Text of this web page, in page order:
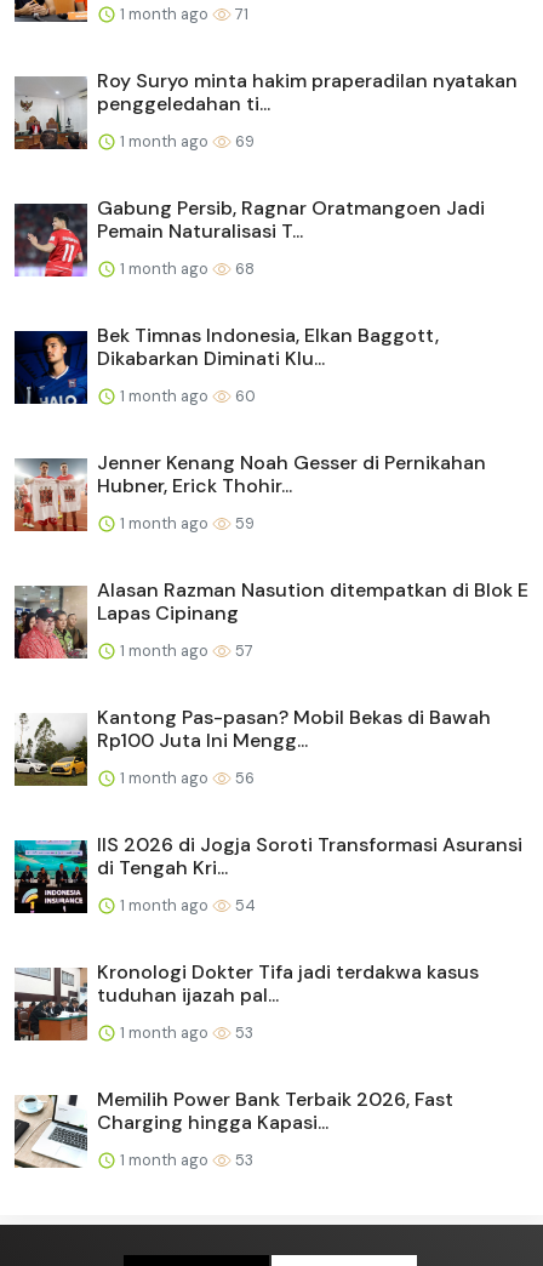
1 month ago 71
Roy Suryo minta hakim praperadilan nyatakan
penggeledahan ti...
1 month ago 69
Gabung Persib, Ragnar Oratmangoen Jadi
Pemain Naturalisasi T...
1 month ago 68
Bek Timnas Indonesia, Elkan Baggott,
Dikabarkan Diminati Klu...
1 month ago 60
Jenner Kenang Noah Gesser di Pernikahan
Hubner, Erick Thohir...
1 month ago 59
Alasan Razman Nasution ditempatkan di Blok E
Lapas Cipinang
1 month ago 57
Kantong Pas-pasan? Mobil Bekas di Bawah
Rp100 Juta Ini Mengg...
1 month ago 56
IIS 2026 di Jogja Soroti Transformasi Asuransi
di Tengah Kri...
1 month ago 54
Kronologi Dokter Tifa jadi terdakwa kasus
tuduhan ijazah pal...
1 month ago 53
Memilih Power Bank Terbaik 2026, Fast
Charging hingga Kapasi...
1 month ago 53